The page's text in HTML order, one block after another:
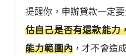
提醒你，申辦貸款一定
估自己是否有還款能力
能力範圍內 ，才不會造